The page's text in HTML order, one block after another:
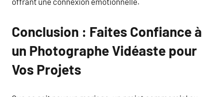
Conclusion : Faites Confiance à
un Photographe Vidéaste pour
Vos Projets